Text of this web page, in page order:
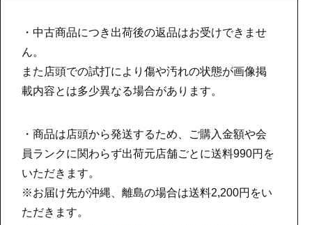
・中古商品につき出荷後の返品はお受けできませ
ん。
また店頭での試打により傷や汚れの状態が画像掲
載内容とは多少異なる場合があります。
・商品は店頭から発送するため、ご購入金額や会
員ランクに関わらず出荷元店舗ごとに送料990円を
いただきます。
※お届け先が沖縄、離島の場合は送料2,200円をい
ただきます。